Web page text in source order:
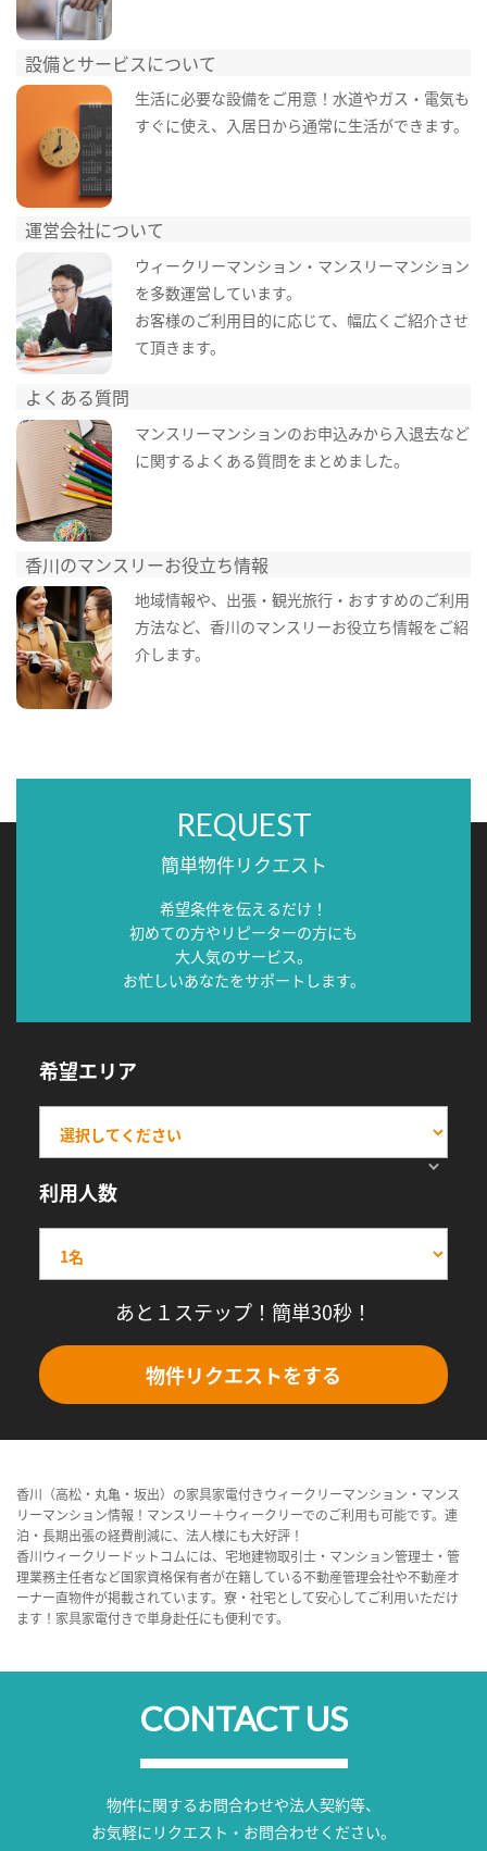
設備とサービスについて
生活に必要な設備をご用意！水道やガス・電気も
すぐに使え、入居日から通常に生活ができます。
運営会社について
ウィークリーマンション・マンスリーマンション
を多数運営しています。
お客様のご利用目的に応じて、幅広くご紹介させ
て頂きます。
よくある質問
マンスリーマンションのお申込みから入退去など
に関するよくある質問をまとめました。
香川のマンスリーお役立ち情報
地域情報や、出張・観光旅行・おすすめのご利用
方法など、香川のマンスリーお役立ち情報をご紹
介します。
REQUEST
簡単物件リクエスト
希望条件を伝えるだけ！
初めての方やリピーターの方にも
大人気のサービス。
お忙しいあなたをサポートします。
希望エリア
利用人数
あと１ステップ！簡単30秒！
物件リクエストをする
香川（高松・丸亀・坂出）の家具家電付きウィークリーマンション・マンス
リーマンション情報！マンスリー＋ウィークリーでのご利用も可能です。連
泊・長期出張の経費削減に、法人様にも大好評！
香川ウィークリードットコムには、宅地建物取引士・マンション管理士・管
理業務主任者など国家資格保有者が在籍している不動産管理会社や不動産オ
ーナー直物件が掲載されています。寮・社宅として安心してご利用いただけ
ます！家具家電付きで単身赴任にも便利です。
CONTACT US
物件に関するお問合わせや法人契約等、
お気軽にリクエスト・お問合わせください。